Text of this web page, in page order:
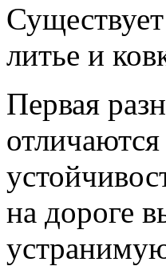
литье и
Первая
на дороге